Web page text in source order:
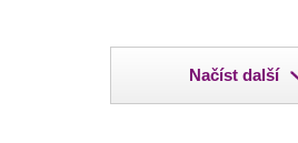
Načíst další